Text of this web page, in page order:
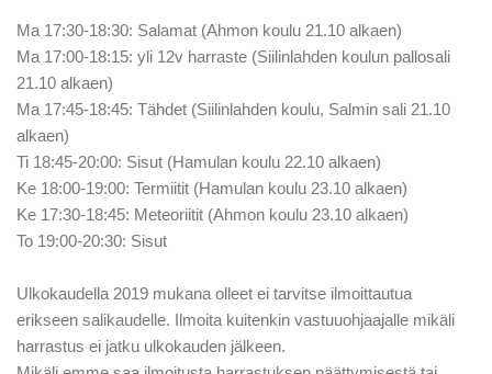
Ma 17:30-18:30: Salamat (Ahmon koulu 21.10 alkaen)
Ma 17:00-18:15: yli 12v harraste (Siilinlahden koulun pallosali
21.10 alkaen)
Ma 17:45-18:45: Tähdet (Siilinlahden koulu, Salmin sali 21.10
alkaen)
Ti 18:45-20:00: Sisut (Hamulan koulu 22.10 alkaen)
Ke 18:00-19:00: Termiitit (Hamulan koulu 23.10 alkaen)
Ke 17:30-18:45: Meteoriitit (Ahmon koulu 23.10 alkaen)
To 19:00-20:30: Sisut
Ulkokaudella 2019 mukana olleet ei tarvitse ilmoittautua
erikseen salikaudelle. Ilmoita kuitenkin vastuuohjaajalle mikäli
harrastus ei jatku ulkokauden jälkeen.